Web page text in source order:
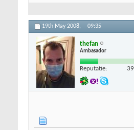
19th May 2008, 09:35
thefan
Ambasador
Reputatie: 39